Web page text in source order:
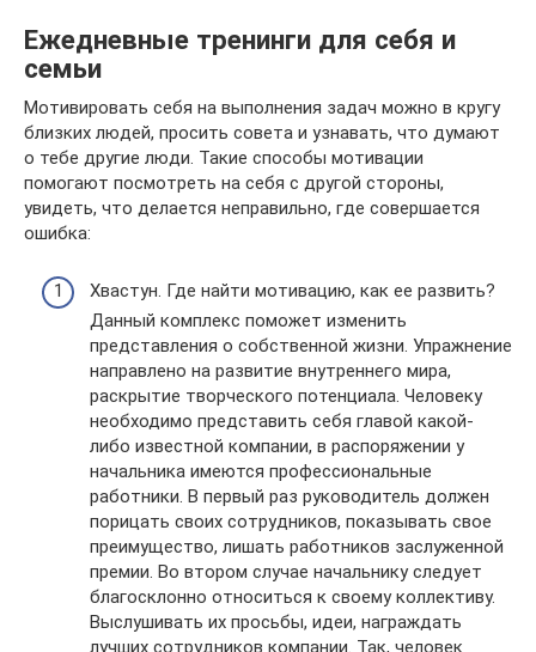
Ежедневные тренинги для себя и
семьи
Мотивировать себя на выполнения задач можно в кругу
близких людей, просить совета и узнавать, что думают
о тебе другие люди. Такие способы мотивации
помогают посмотреть на себя с другой стороны,
увидеть, что делается неправильно, где совершается
ошибка:
Хвастун. Где найти мотивацию, как ее развить?
Данный комплекс поможет изменить
представления о собственной жизни. Упражнение
направлено на развитие внутреннего мира,
раскрытие творческого потенциала. Человеку
необходимо представить себя главой какой-
либо известной компании, в распоряжении у
начальника имеются профессиональные
работники. В первый раз руководитель должен
порицать своих сотрудников, показывать свое
преимущество, лишать работников заслуженной
премии. Во втором случае начальнику следует
благосклонно относиться к своему коллективу.
Выслушивать их просьбы, идеи, награждать
лучших сотрудников компании. Так, человек